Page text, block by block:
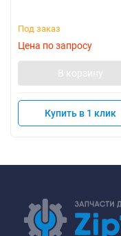
Под заказ
Цена по запросу
В корзину
Купить в 1 клик